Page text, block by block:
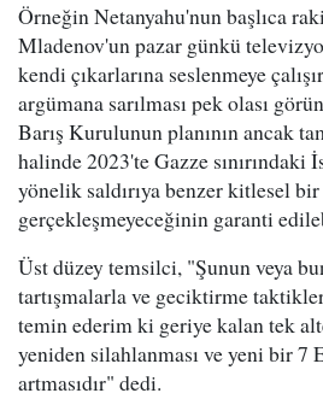
Örneğin Netanyahu'nun başlıca
Mladenov'un pazar günkü
kendi çıkarlarına seslenmeye
argümana sarılması pek olası
Barış Kurulunun planının ancak
halinde 2023'te Gazze
yönelik saldırıya benzer kitlesel bir
gerçekleşmeyeceğinin garanti
Üst düzey temsilci, "Şunun veya
tartışmalarla ve geciktirme
temin ederim ki geriye kalan tek
yeniden silahlanması ve yeni bir
artmasıdır" dedi.